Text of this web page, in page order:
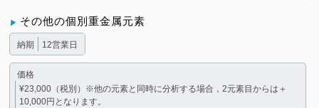
その他の個別重金属元素
納期 12営業日
価格
¥23,000（税別）※他の元素と同時に分析する場合，2元素目からは＋
10,000円となります。